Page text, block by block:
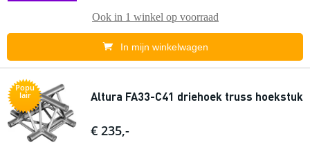
Ook in 1 winkel op voorraad
In mijn winkelwagen
Popu
lair Altura FA33-C41 driehoek truss hoekstuk
€ 235,-